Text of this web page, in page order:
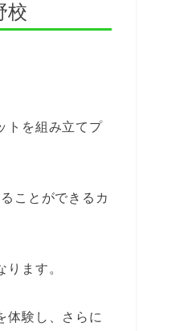
校
トを組み立てプ
ことができるカ
ます。
体験し、さらに